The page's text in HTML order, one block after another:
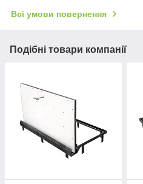
Всі умови повернення
Подібні товари компанії